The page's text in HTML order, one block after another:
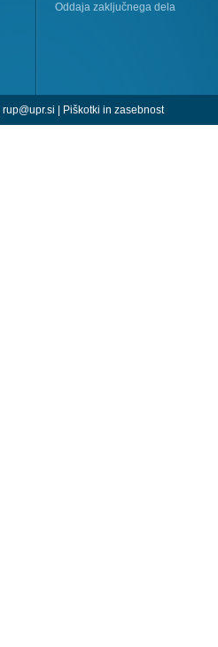
Oddaja zaključnega dela
rup@upr.si | Piškotki in zasebnost